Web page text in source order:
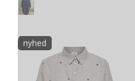
Carnew
Lina
Grace
nyhed